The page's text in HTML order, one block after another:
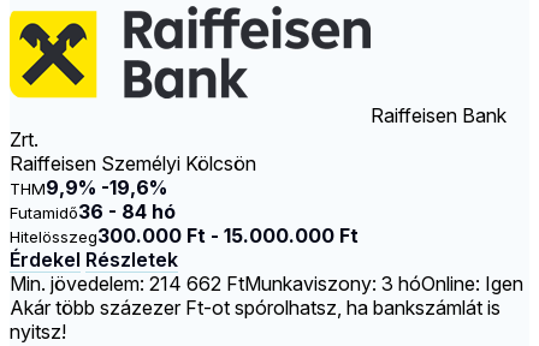
Raiffeisen Bank
Zrt.
Raiffeisen Személyi Kölcsön
THM9,9% -19,6%
Futamidő36 - 84 hó
Hitelösszeg300.000 Ft - 15.000.000 Ft
Érdekel Részletek
Min. jövedelem: 214 662 FtMunkaviszony: 3 hóOnline: Igen
Akár több százezer Ft-ot spórolhatsz, ha bankszámlát is
nyitsz!